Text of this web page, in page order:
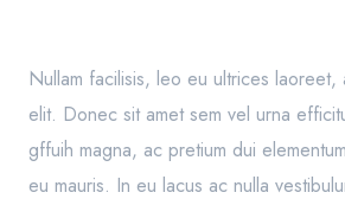
Nullam facilisis, leo eu ultrices
elit. Donec sit amet sem vel urna
gffuih magna, ac pretium dui
eu mauris. In eu lacus ac nulla